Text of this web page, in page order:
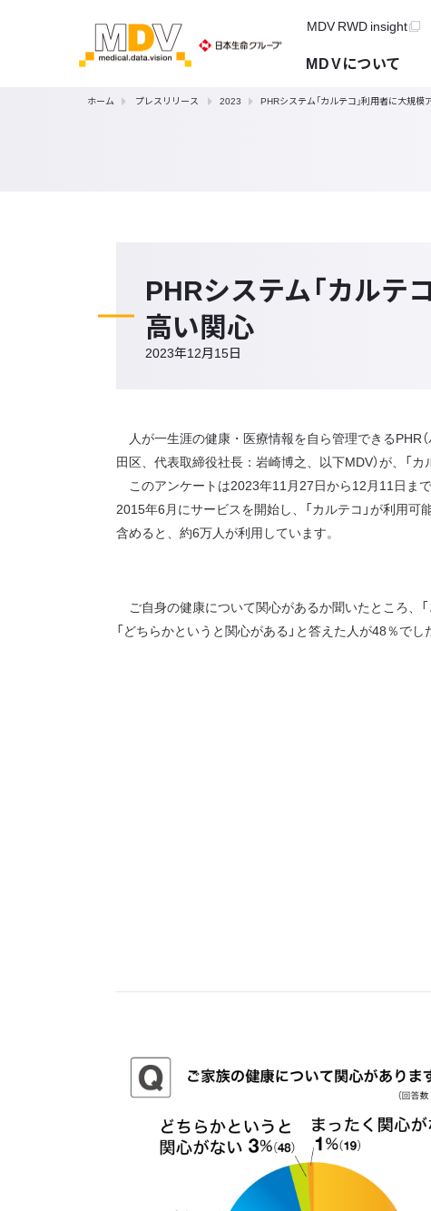
MDV RWD insight
MDVについて
ホーム プレスリリース 2023 PHRシステム「カルテコ」利用者に大規
PHRシステム「カル
高い関心
2023年12月15日
人が一生涯の健康・医療情報を自ら管理できるPHR
田区、代表取締役社長：岩崎博之、以下MDV）が、「
このアンケートは2023年11月27日から12月11日まで
2015年6月にサービスを開始し、「カルテコ」が利用
含めると、約6万人が利用しています。
ご自身の健康について関心があるか聞いたところ、「
「どちらかというと関心がある」と答えた人が48％でし